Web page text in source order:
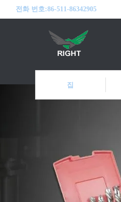
전화 번호:86-511-86342905
집